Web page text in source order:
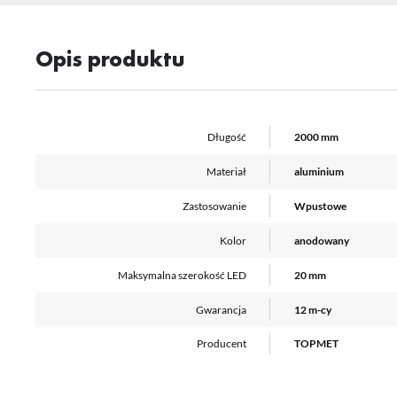
Opis produktu
Długość 2000 mm
Materiał aluminium
Zastosowanie Wpustowe
Kolor anodowany
Maksymalna szerokość LED 20 mm
Gwarancja 12 m-cy
Producent TOPMET